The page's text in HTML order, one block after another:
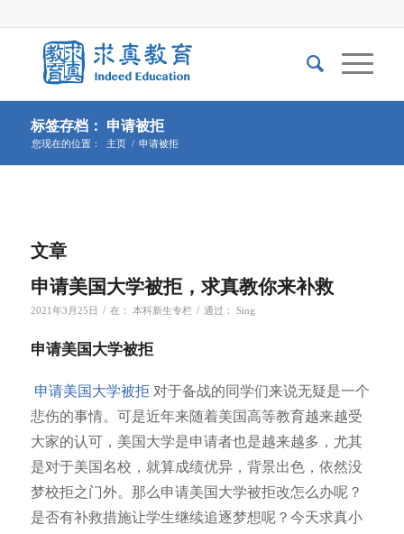
标签存档： 申请被拒
您现在的位置： 主页 / 申请被拒
文章
申请美国大学被拒，求真教你来补救
2021年3月25日 / 在： 本科新生专栏 / 通过： Sing
申请美国大学被拒
申请美国大学被拒 对于备战的同学们来说无疑是一个
悲伤的事情。可是近年来随着美国高等教育越来越受
大家的认可，美国大学是申请者也是越来越多，尤其
是对于美国名校，就算成绩优异，背景出色，依然没
梦校拒之门外。那么申请美国大学被拒改怎么办呢？
是否有补救措施让学生继续追逐梦想呢？今天求真小